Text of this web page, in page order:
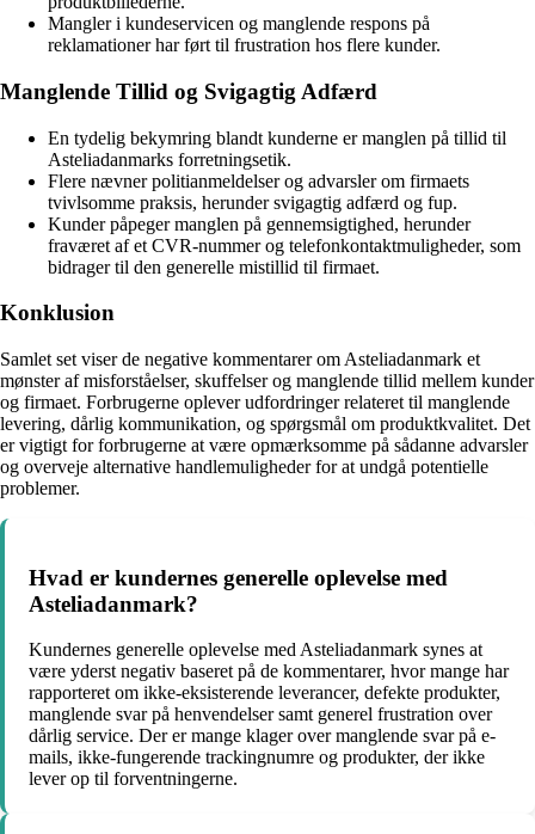
Mangler i kundeservicen og manglende respons på
reklamationer har ført til frustration hos flere kunder.
Manglende Tillid og Svigagtig Adfærd
En tydelig bekymring blandt kunderne er manglen på tillid til
Asteliadanmarks forretningsetik.
Flere nævner politianmeldelser og advarsler om firmaets
tvivlsomme praksis, herunder svigagtig adfærd og fup.
Kunder påpeger manglen på gennemsigtighed, herunder
fraværet af et CVR-nummer og telefonkontaktmuligheder, som
bidrager til den generelle mistillid til firmaet.
Konklusion
Samlet set viser de negative kommentarer om Asteliadanmark et
mønster af misforståelser, skuffelser og manglende tillid mellem kunder
og firmaet. Forbrugerne oplever udfordringer relateret til manglende
levering, dårlig kommunikation, og spørgsmål om produktkvalitet. Det
er vigtigt for forbrugerne at være opmærksomme på sådanne advarsler
og overveje alternative handlemuligheder for at undgå potentielle
problemer.
Hvad er kundernes generelle oplevelse med
Asteliadanmark?
Kundernes generelle oplevelse med Asteliadanmark synes at
være yderst negativ baseret på de kommentarer, hvor mange har
rapporteret om ikke-eksisterende leverancer, defekte produkter,
manglende svar på henvendelser samt generel frustration over
dårlig service. Der er mange klager over manglende svar på e-
mails, ikke-fungerende trackingnumre og produkter, der ikke
lever op til forventningerne.